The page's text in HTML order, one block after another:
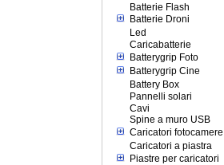
Batterie Flash
Batterie Droni
Led
Caricabatterie
Batterygrip Foto
Batterygrip Cine
Battery Box
Pannelli solari
Cavi
Spine a muro USB
Caricatori fotocamere
Caricatori a piastra
Piastre per caricatori